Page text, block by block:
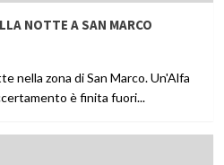
NOTTE A SAN MARCO
nella zona di San Marco. Un'Alfa
è finita fuori...